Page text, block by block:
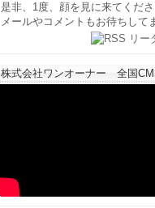
是非、1度、顔を見に来てくださ
メールやコメントもお待ちして
株式会社ワンオーナー 全国